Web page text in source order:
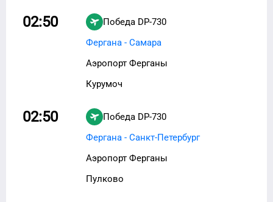
02:50 Победа DP-730
Фергана - Самара
Аэропорт Ферганы
Курумоч
02:50 Победа DP-730
Фергана - Санкт-Петербург
Аэропорт Ферганы
Пулково